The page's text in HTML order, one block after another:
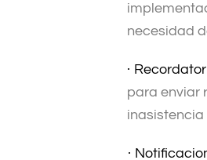
necesidad
·
para enviar
inasistencia
·